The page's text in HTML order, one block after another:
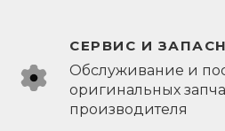
СЕРВИС И
Обслуживание и
оригинальных
производителя